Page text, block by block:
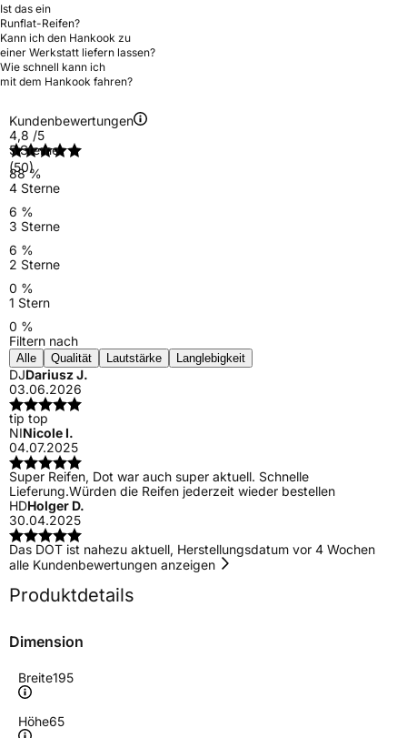
Ist das ein
Runflat-Reifen?
Kann ich den Hankook zu
einer Werkstatt liefern lassen?
Wie schnell kann ich
mit dem Hankook fahren?
Kundenbewertungen
4,8 /5
(50)
5 Sterne
88 %
4 Sterne
6 %
3 Sterne
6 %
2 Sterne
0 %
1 Stern
0 %
Filtern nach
Alle Qualität Lautstärke Langlebigkeit
DJDariusz J.
03.06.2026
tip top
NINicole I.
04.07.2025
Super Reifen, Dot war auch super aktuell. Schnelle
Lieferung.Würden die Reifen jederzeit wieder bestellen
HDHolger D.
30.04.2025
Das DOT ist nahezu aktuell, Herstellungsdatum vor 4 Wochen
alle Kundenbewertungen anzeigen
Produktdetails
Dimension
Breite195
Höhe65